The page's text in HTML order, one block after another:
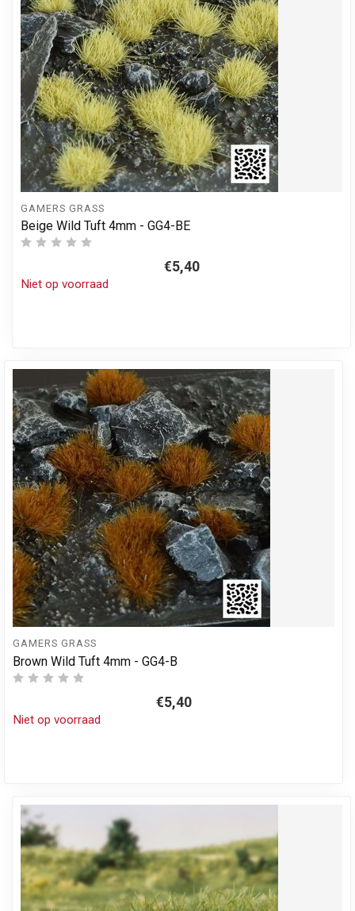
GAMERS GRASS
Beige Wild Tuft 4mm - GG4-BE
€5,40
Niet op voorraad
GAMERS GRASS
Brown Wild Tuft 4mm - GG4-B
€5,40
Niet op voorraad